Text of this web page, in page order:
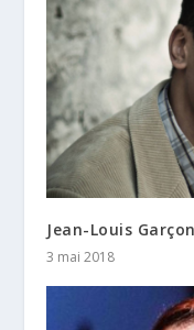
Jean-Louis Garçon
3 mai 2018